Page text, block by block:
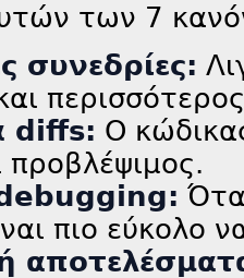
των 7
συνεδρίες:
diffs: Ο
προβλέψιμος.
πιο εύκολο